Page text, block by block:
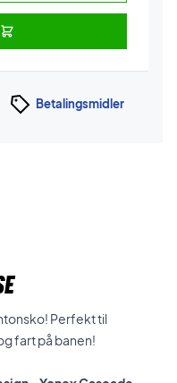
Betalingsmidler
Perfekt til
fart på banen!